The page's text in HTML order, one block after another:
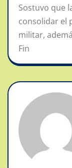
Sostuvo que
consolidar el
militar,
Fin